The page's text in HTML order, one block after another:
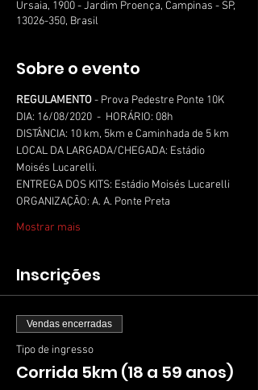
Ursaia, 1900 - Jardim Proença, Campinas - SP,
13026-350, Brasil
Sobre o evento
REGULAMENTO - Prova Pedestre Ponte 10K
DIA: 16/08/2020  -  HORÁRIO: 08h
DISTÂNCIA: 10 km, 5km e Caminhada de 5 km
LOCAL DA LARGADA/CHEGADA: Estádio
Moisés Lucarelli.
ENTREGA DOS KITS: Estádio Moisés Lucarelli
ORGANIZAÇÃO: A. A. Ponte Preta
Mostrar mais
Inscrições
Vendas encerradas
Tipo de ingresso
Corrida 5km (18 a 59 anos)